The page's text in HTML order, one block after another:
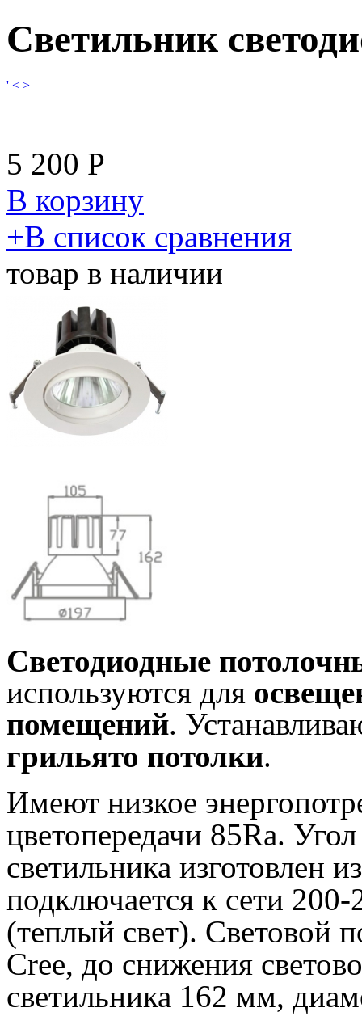
Светильник
' < >
5 200 Р
В корзину
​+В список сравнения
товар в наличии
Светодиодные
используются для
помещений.
грильято потолки.
Имеют низкое
цветопередачи 85Ra.
светильника изготовлен
подключается к сети
(теплый свет). Световой
Cree, до снижения
светильника 162 мм,